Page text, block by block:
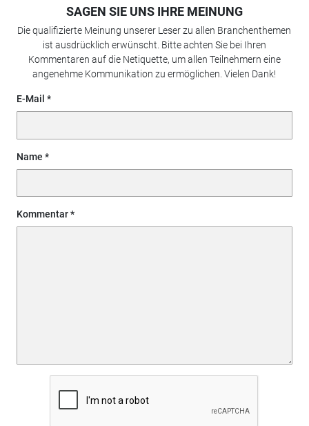
SAGEN SIE UNS IHRE MEINUNG
Die qualifizierte Meinung unserer Leser zu allen Branchenthemen
ist ausdrücklich erwünscht. Bitte achten Sie bei Ihren
Kommentaren auf die Netiquette, um allen Teilnehmern eine
angenehme Kommunikation zu ermöglichen. Vielen Dank!
E-Mail
Name
Kommentar